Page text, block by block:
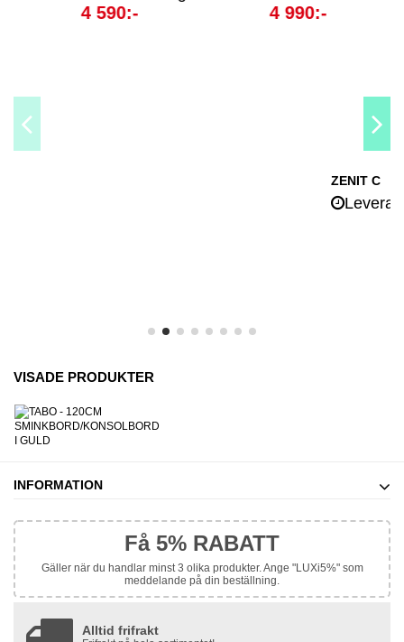
4 990:-
QUASAR
tillgänglig
VISADE PRODUKTER
INFORMATION
Få 5% RABATT
Gäller när du handlar minst 3 olika produkter. Ange "LUXi5%" som
meddelande på din beställning.
Alltid frifrakt